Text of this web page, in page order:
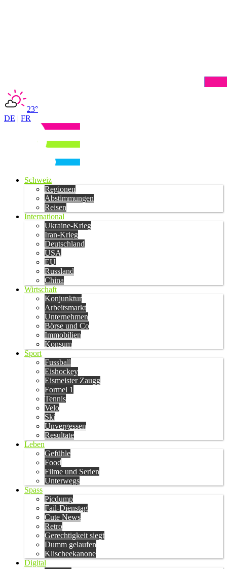
23°
DE | FR
Schweiz
Regionen
Abstimmungen
Reisen
International
Ukraine-Krieg
Iran-Krieg
Deutschland
USA
EU
Russland
China
Wirtschaft
Konjunktur
Arbeitsmarkt
Unternehmen
Börse und Co
Immobilien
Konsum
Sport
Fussball
Eishockey
Eismeister Zaugg
Formel 1
Tennis
Velo
Ski
Unvergessen
Resultate
Leben
Gefühle
Food
Filme und Serien
Unterwegs
Spass
Picdump
Fail-Dienstag
Cute News
Retro
Gerechtigkeit siegt
Dumm gelaufen
Klischeekanone
Digital